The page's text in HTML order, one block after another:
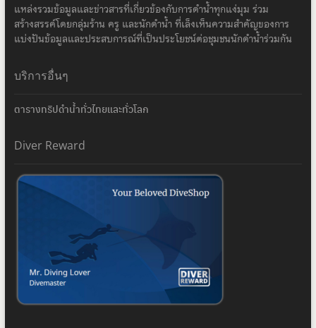
แหล่งรวมข้อมูลและข่าวสารที่เกี่ยวข้องกับการดำน้ำทุกแง่มุม ร่วม
สร้างสรรค์โดยกลุ่มร้าน ครู และนักดำน้ำ ที่เล็งเห็นความสำคัญของการ
แบ่งปันข้อมูลและประสบการณ์ที่เป็นประโยชน์ต่อชุมชนนักดำน้ำร่วมกัน
บริการอื่นๆ
ตารางทริปดำน้ำทั่วไทยและทั่วโลก
Diver Reward